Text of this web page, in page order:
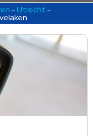
-Utrecht -